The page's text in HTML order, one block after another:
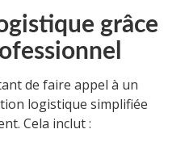
grâce
de faire appel à un
logistique simplifiée
Cela inclut :